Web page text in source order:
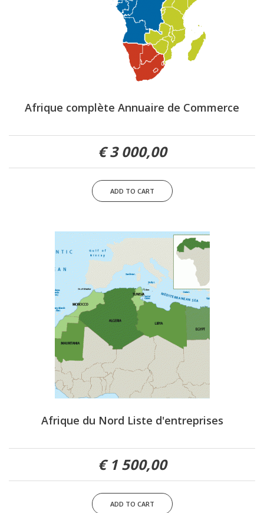
Afrique complète Annuaire de Commerce
3 000,00 €
Afrique du Nord Liste d'entreprises
1 500,00 €